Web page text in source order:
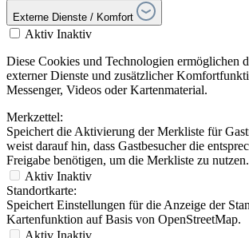
Externe Dienste / Komfort
Aktiv Inaktiv
Diese Cookies und Technologien ermöglichen
externer Dienste und zusätzlicher
Messenger, Videos oder Kartenmaterial.
Merkzettel:
Speichert die Aktivierung der Merkliste für
weist darauf hin, dass Gastbesucher die
Freigabe benötigen, um die Merkliste zu nutzen.
Aktiv Inaktiv
Standortkarte:
Speichert Einstellungen für die Anzeige der
Kartenfunktion auf Basis von OpenStreetMap.